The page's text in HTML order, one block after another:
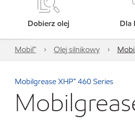
Dobierz olej Dla
Mobil™ Olej silnikowy
Mobilgrease XHP™ 460 Series